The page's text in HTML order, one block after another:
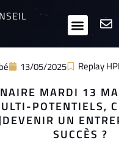
13/05/2025 Replay HPI
MARDI 13
POTENTIELS,
UN
SUCCÈS ?